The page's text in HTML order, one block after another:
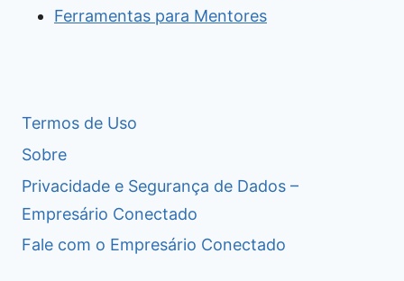
Ferramentas para Mentores
Termos de Uso
Sobre
Privacidade e Segurança de Dados –
Empresário Conectado
Fale com o Empresário Conectado